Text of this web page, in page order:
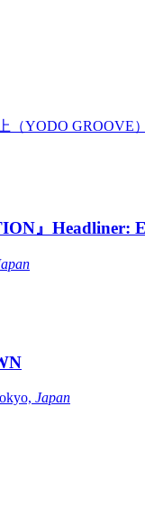
（YODO GROOVE
』Headliner:
Japan